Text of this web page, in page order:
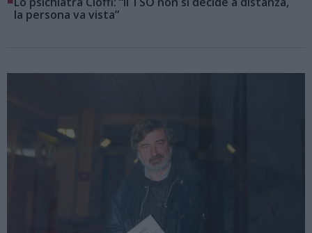
la persona va vista”